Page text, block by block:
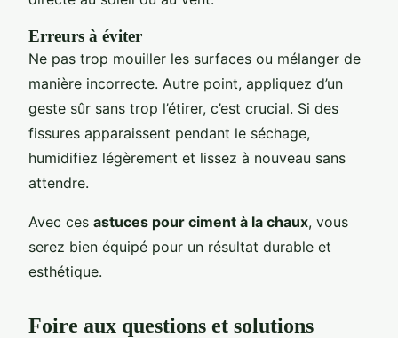
Erreurs à éviter
Ne pas trop mouiller les surfaces ou mélanger de
manière incorrecte. Autre point, appliquez d’un
geste sûr sans trop l’étirer, c’est crucial. Si des
fissures apparaissent pendant le séchage,
humidifiez légèrement et lissez à nouveau sans
attendre.
Avec ces astuces pour ciment à la chaux, vous
serez bien équipé pour un résultat durable et
esthétique.
Foire aux questions et solutions